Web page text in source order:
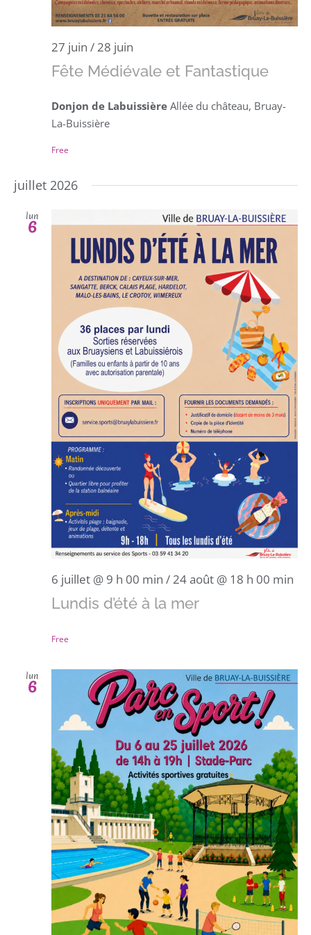
27 juin /28 juin
Fête Médiévale et Fantastique
Donjon de Labuissière Allée du château, Bruay-
La-Buissière
Free
juillet 2026
lun
6
6 juillet @ 9 h 00 min /24 août @ 18 h 00 min
Lundis d’été à la mer
Free
lun
6